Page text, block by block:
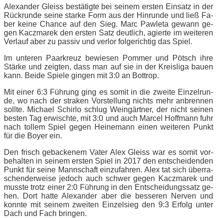
Alex­an­der Gleiss be­stä­tig­te bei sei­nem ers­ten Ein­satz in der
Rück­run­de sei­ne star­ke Form aus der Hin­run­de und ließ Fa­
ber kei­ne Chan­ce auf den Sieg. Marc Paw­le­ta ge­wann ge­
gen Ka­cz­ma­rek den ers­ten Satz deut­lich, agier­te im wei­te­ren
Ver­lauf aber zu pas­siv und ver­lor fol­ge­rich­tig das Spiel.
Im un­te­ren Paar­kreuz be­wie­sen Pom­mer und Pötsch ihre
Stär­ke und zeig­ten, dass man auf sie in der Kreis­li­ga bau­en
kann. Bei­de Spie­le gin­gen mit 3:0 an Bottrop.
Mit ei­ner 6:3 Füh­rung ging es so­mit in die zwei­te Ein­zel­run­
de, wo nach der stra­ken Vor­stel­lung nichts mehr an­bren­nen
soll­te. Mi­cha­el Schir­lo schlug Wein­gärt­ner, der nicht sei­nen
bes­ten Tag er­wisch­te, mit 3:0 und auch Mar­cel Hoff­mann fuhr
nach tol­lem Spiel ge­gen Hei­ne­mann ei­nen wei­te­ren Punkt
für die Boy­er ein.
Den frisch ge­ba­cke­nem Va­ter Alex Gleiss war es so­mit vor­
be­hal­ten in sei­nem ers­ten Spiel in 2017 den ent­schei­den­den
Punkt für sei­ne Mann­schaft ein­zu­fah­ren. Alex tat sich über­ra­
schen­der­wei­se je­doch auch schwer ge­gen Ka­cz­ma­rek und
muss­te trotz ei­ner 2:0 Füh­rung in den Ent­schei­dungs­satz ge­
hen. Dort hat­te Alex­an­der aber die bes­se­ren Ner­ven und
konn­te mit sei­nem zwei­ten Ein­zel­sieg den 9:3 Er­folg un­ter
Dach und Fach bringen.